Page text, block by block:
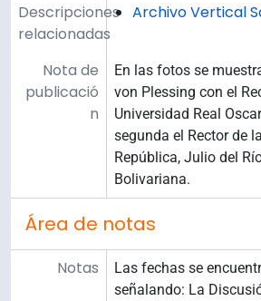
Descripciones
relacionadas
Archivo Vertical
Nota de
publicació
n
En las fotos se
von Plessing con el
Universidad Real
segunda el Rector de
República, Julio del
Bolivariana.
Área de notas
Notas
Las fechas se
señalando: La